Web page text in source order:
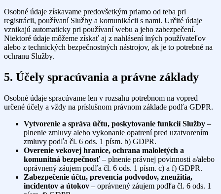
Osobné údaje získavame predovšetkým priamo od teba pri
registrácii, používaní Služby a komunikácii s nami. Určité údaje
vznikajú automaticky pri používaní webu a jeho zabezpečení.
Niektoré údaje môžeme získať aj z nahlásení iných používateľov
alebo z technických bezpečnostných nástrojov, ak je to potrebné na
ochranu Služby.
5. Účely spracúvania a právne základy
Osobné údaje spracúvame len v rozsahu potrebnom na vopred
určené účely a vždy na príslušnom právnom základe podľa GDPR.
Vytvorenie a správa účtu, poskytovanie funkcií Služby –
plnenie zmluvy alebo vykonanie opatrení pred uzatvorením
zmluvy podľa čl. 6 ods. 1 písm. b) GDPR.
Overenie vekovej hranice, ochrana maloletých a
komunitná bezpečnosť– plnenie právnej povinnosti a/alebo
oprávnený záujem podľa čl. 6 ods. 1 písm. c) a f) GDPR.
Zabezpečenie účtu, prevencia podvodov, zneužitia,
incidentov a útokov – oprávnený záujem podľa čl. 6 ods. 1